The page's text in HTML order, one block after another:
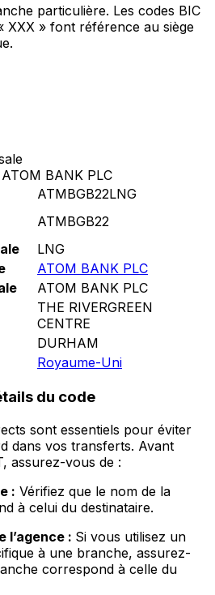
particulière. Les codes BIC
XXX » font référence au siège
BANK PLC
ATMBGB22LNG
ATMBGB22
LNG
ATOM BANK PLC
ATOM BANK PLC
THE RIVERGREEN
CENTRE
DURHAM
Royaume-Uni
du code
sont essentiels pour éviter
dans vos transferts. Avant
assurez-vous de :
: Vérifiez que le nom de la
à celui du destinataire.
l’agence : Si vous utilisez un
à une branche, assurez-
correspond à celle du